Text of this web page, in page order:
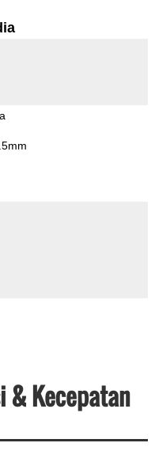
& Kecepatan